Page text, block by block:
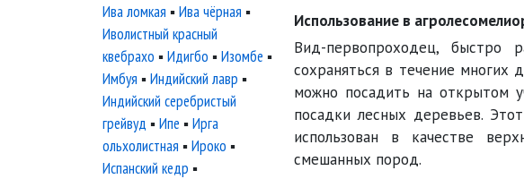
Использование в
Вид-первопроходец, быстро
сохраняться в течение многих
можно посадить на открытом
посадки лесных деревьев.
использован в качестве
смешанных пород.
Ива ломкая ▪Ива чёрная ▪
Иволистный красный
квебрахо ▪Идигбо ▪Изомбе ▪
Имбуя ▪Индийский лавр ▪
Индийский серебристый
грейвуд ▪Ипе ▪Ирга
ольхолистная ▪Ироко ▪
Испанский кедр ▪